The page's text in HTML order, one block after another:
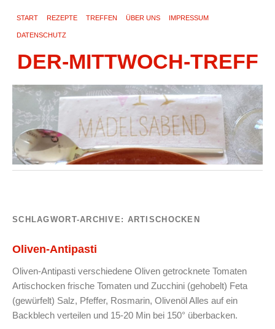
START REZEPTE TREFFEN ÜBER UNS IMPRESSUM
DATENSCHUTZ
DER-MITTWOCH-TREFF
SCHLAGWORT-ARCHIVE: ARTISCHOCKEN
Oliven-Antipasti
Oliven-Antipasti verschiedene Oliven getrocknete Tomaten
Artischocken frische Tomaten und Zucchini (gehobelt) Feta
(gewürfelt) Salz, Pfeffer, Rosmarin, Olivenöl Alles auf ein
Backblech verteilen und 15-20 Min bei 150° überbacken.